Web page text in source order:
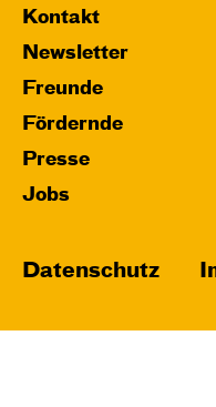
Kontakt
Newsletter
Freunde
Fördernde
Presse
Jobs
Datenschutz